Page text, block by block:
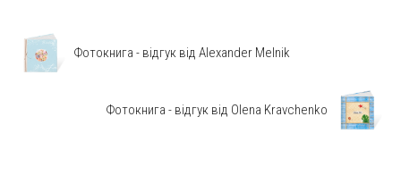
Фотокнига - відгук від Alexander Melnik
Фотокнига - відгук від Olena Kravchenko